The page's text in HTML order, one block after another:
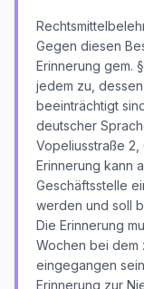
Gegen diesen
Erinnerung gem.
jedem zu,
beeinträchtigt
deutscher
Vopeliusstraße
Erinnerung kann
Geschäftsstelle
werden und soll
Die Erinnerung
Wochen bei dem
eingegangen
Erinnerung zur